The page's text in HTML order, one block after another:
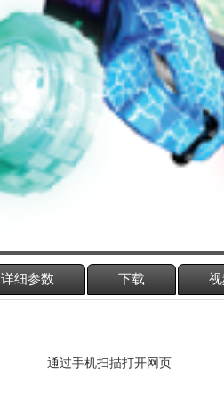
详细参数 下载
通过手机扫描打开网页